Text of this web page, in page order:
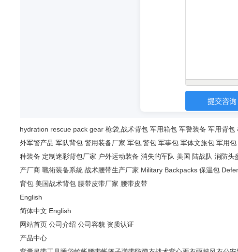
hydration rescue pack gear 枪袋,战术背包 军用箱包 军警装备 军用背包
外军警产品 军队背包 警用装备厂家 军包,警包 军事包 军体文旅包 军用包
种装备 定制迷彩背包厂家 户外运动装备 消失的军队 美国 陆战队 消防头
产厂商 戰術装备系統 战术腰带生产厂家 Military Backpacks 保温包
背包 美国战术背包 腰带皮带厂家 腰带皮带
English
简体中文 English
网站首页 公司介绍 公司容貌 资质认证
产品中心